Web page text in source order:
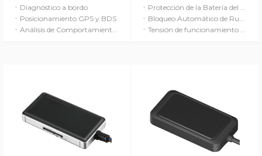
· Diagnóstico a bordo
· Posicionamiento GPS y BDS
· Análisis de Comportamiento de Conducción
· Protección de la Batería del Vehículo
· Bloqueo Automático de Ruedas
· Tensión de funcionamiento de 9-90 V